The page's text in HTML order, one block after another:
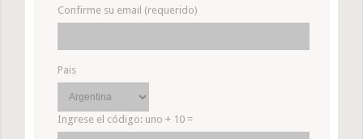
Confirme su email (requerido)
Pais
Ingrese el código: uno + 10 =